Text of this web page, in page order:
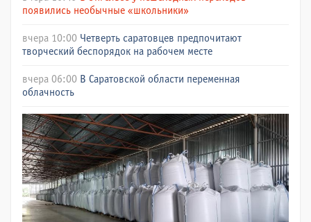
появились необычные «школьники»
вчера 10:00 Четверть саратовцев предпочитают
творческий беспорядок на рабочем месте
вчера 06:00 В Саратовской области переменная
облачность